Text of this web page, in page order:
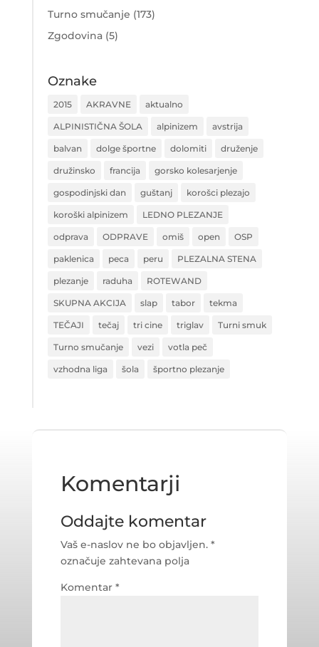
Turno smučanje (173)
Zgodovina(5)
Oznake
2015 AKRAVNE aktualno
ALPINISTIČNA ŠOLA alpinizem avstrija
balvan dolge športne dolomiti druženje
družinsko francija gorsko kolesarjenje
gospodinjski dan guštanj korošci plezajo
koroški alpinizem LEDNO PLEZANJE
odprava ODPRAVE omiš open OSP
paklenica peca peru PLEZALNA STENA
plezanje raduha ROTEWAND
SKUPNA AKCIJA slap tabor tekma
TEČAJI tečaj tri cine triglav Turni smuk
Turno smučanje vezi votla peč
vzhodna liga šola športno plezanje
Komentarji
Oddajte komentar
Vaš e-naslov ne bo objavljen. *
označuje zahtevana polja
Komentar *